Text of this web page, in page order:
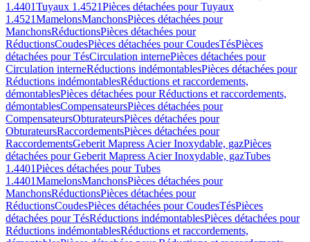
1.4401Tuyaux 1.4521Pièces détachées pour Tuyaux
1.4521MamelonsManchonsPièces détachées pour
ManchonsRéductionsPièces détachées pour
RéductionsCoudesPièces détachées pour CoudesTésPièces
détachées pour TésCirculation internePièces détachées pour
Circulation interneRéductions indémontablesPièces détachées pour
Réductions indémontablesRéductions et raccordements,
démontablesPièces détachées pour Réductions et raccordements,
démontablesCompensateursPièces détachées pour
CompensateursObturateursPièces détachées pour
ObturateursRaccordementsPièces détachées pour
RaccordementsGeberit Mapress Acier Inoxydable, gazPièces
détachées pour Geberit Mapress Acier Inoxydable, gazTubes
1.4401Pièces détachées pour Tubes
1.4401MamelonsManchonsPièces détachées pour
ManchonsRéductionsPièces détachées pour
RéductionsCoudesPièces détachées pour CoudesTésPièces
détachées pour TésRéductions indémontablesPièces détachées pour
Réductions indémontablesRéductions et raccordements,